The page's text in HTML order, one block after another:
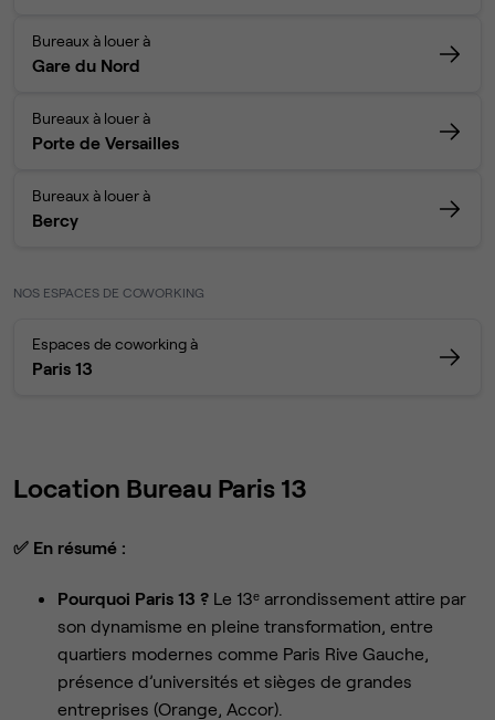
Bureaux à louer à
Gare du Nord
Bureaux à louer à
Porte de Versailles
Bureaux à louer à
Bercy
NOS ESPACES DE COWORKING
Espaces de coworking à
Paris 13
Location Bureau Paris 13
✅ En résumé :
Pourquoi Paris 13 ? Le 13ᵉ arrondissement attire par
son dynamisme en pleine transformation, entre
quartiers modernes comme Paris Rive Gauche,
présence d’universités et sièges de grandes
entreprises (Orange, Accor).